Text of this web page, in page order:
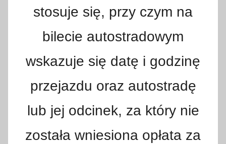
stosuje się, przy czym na
bilecie autostradowym
wskazuje się datę i godzinę
przejazdu oraz autostradę
lub jej odcinek, za który nie
została wniesiona opłata za